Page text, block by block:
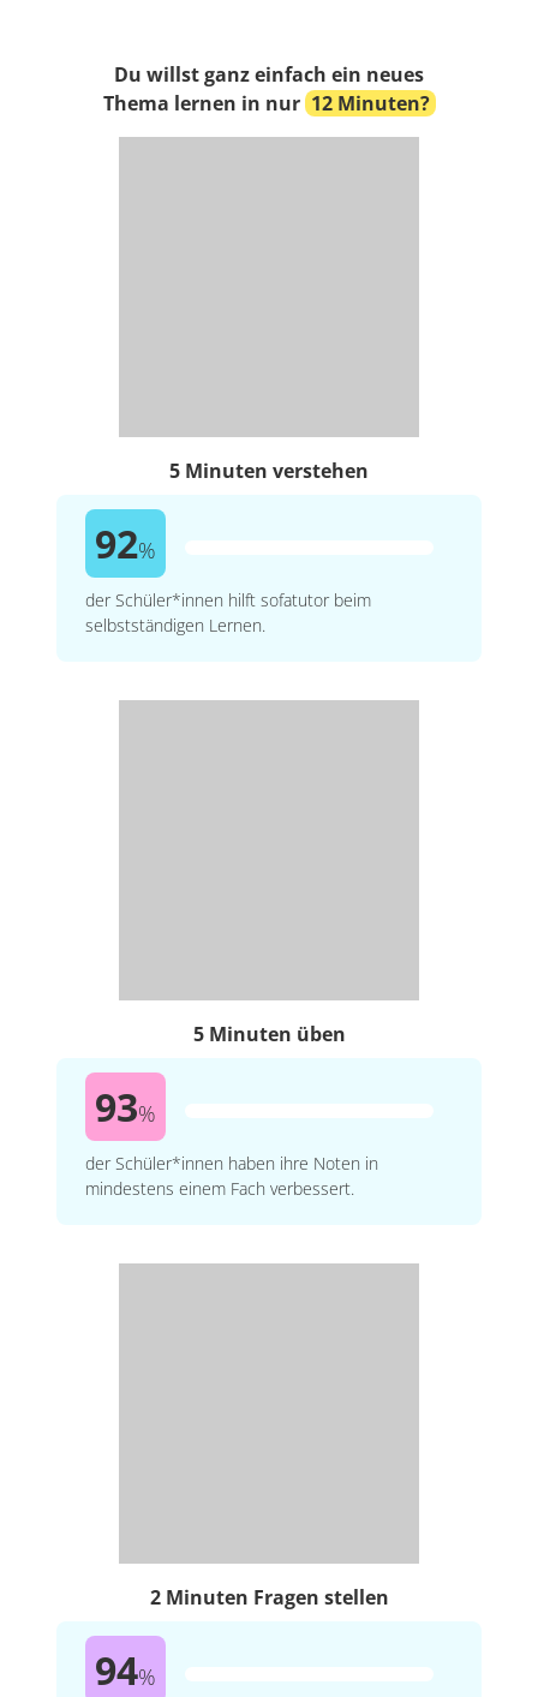
Du willst ganz einfach ein neues
Thema lernen in nur 12 Minuten?
5 Minuten verstehen
92%
der Schüler*innen hilft sofatutor beim
selbstständigen Lernen.
5 Minuten üben
93%
der Schüler*innen haben ihre Noten in
mindestens einem Fach verbessert.
2 Minuten Fragen stellen
94%